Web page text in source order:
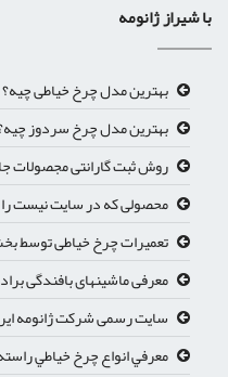
با شیراز ژانومه
بهترین مدل چرخ خیاطی چیه؟
بهترین مدل چرخ سردوز
روش ثبت گارانتی مجصولات
محصولی که در سایت نیست
تعمیرات چرخ خیاطی توسط
معرفی ماشینهای بافندگی
سایت رسمی شرکت ژانومه
معرفي انواع چرخ خياطي